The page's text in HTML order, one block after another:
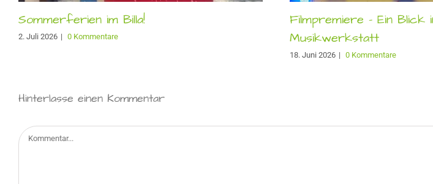
Sommerferien im Billa!
2. Juli 2026 | 0 Kommentare
Filmpremiere – Ein Blick
Musikwerkstatt
18. Juni 2026 | 0 Kommentare
Hinterlasse einen Kommentar
Kommentar